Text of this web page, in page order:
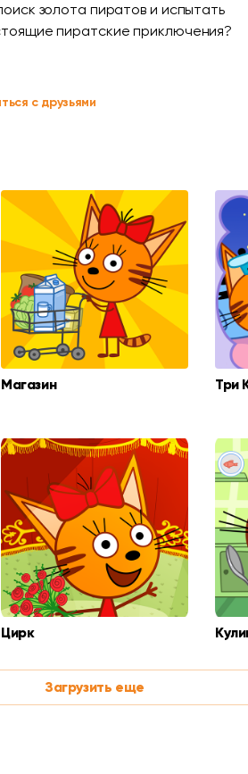
золота пиратов и испытать
пиратские приключения?
с друзьями
Магазин Три
Цирк
Загрузить еще